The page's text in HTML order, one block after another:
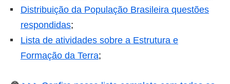
Distribuição da População Brasileira questões
respondidas;
Lista de atividades sobre a Estrutura e
Formação da Terra;